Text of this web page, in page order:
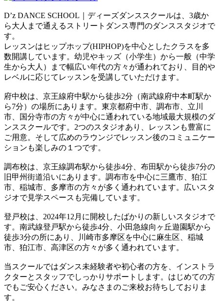
D’z DANCE SCHOOL｜ディーズダンススクールは、3歳か
ら大人まで通えるストリートダンス専門のダンススタジオで
す。
レッスンはヒップホップ(HIPHOP)を中心としたクラスを多
数開講しています。幼児やキッズ（小学生）から一般（中学
生から大人）まで幅広い年代の方々が通われており、目的や
レベルに応じてレッスンを受講していただけます。
府中校は、京王線府中駅から徒歩2分（南武線府中本町駅か
ら7分）の場所にあります。東京都府中市、調布市、立川
市、国分寺市の方々が中心に通われている地域最大規模のダ
ンススクールです。2つのスタジオあり、レッスンも豊富に
ご用意。そして広めのラウンジでレッスン後のコミュニケー
ションも楽しみの１つです。
調布校は、京王線調布駅から徒歩4分、布田駅から徒歩7分の
旧甲州街道沿いにあります。調布市を中心に三鷹市、狛江
市、稲城市、多摩市の方々が多く通われています。広いスタ
ジオで見学スペースも完備しています。
登戸校は、2024年12月に開校したばかりの新しいスタジオで
す。南武線登戸駅から徒歩4分、小田急線向ヶ丘遊園駅から
徒歩3分の所にあり、川崎市多摩区を中心に麻生区、稲城
市、狛江市、高津区の方々が多く通われています。
当スクールではダンス未経験者や初心者の方を、インストラ
クターとスタッフでしっかりサポートします。はじめての方
でもご安心ください。みなさまのご来校お待ちしておりま
す。